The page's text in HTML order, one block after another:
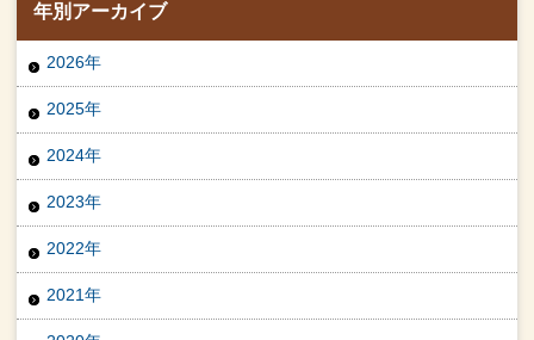
年別アーカイブ
2026年
2025年
2024年
2023年
2022年
2021年